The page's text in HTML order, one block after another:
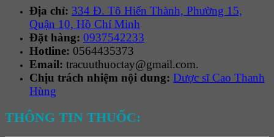
Địa chỉ: 334 Đ. Tô Hiến Thành, Phường 15,
Quận 10, Hồ Chí Minh
Đặt hàng: 0937542233
Hotline: 0564435373
Email: tracuuthuoctay@gmail.com.
Chịu trách nhiệm nội dung: Dược sĩ Cao Thanh
Hùng
THÔNG TIN THUỐC: